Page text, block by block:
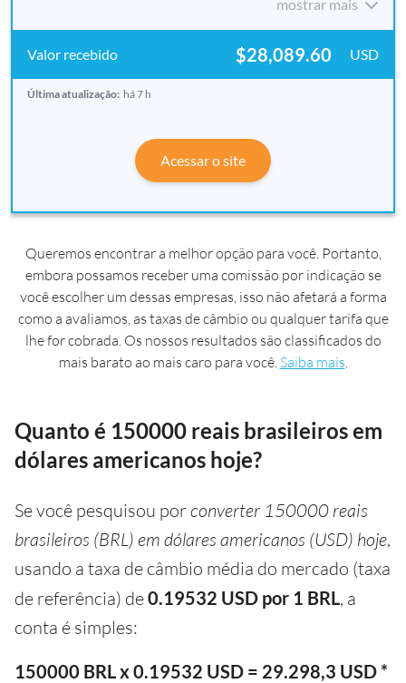
mostrar mais
$28,089.60 USD
Última atualização: há 7 h
Acessar o site
Queremos encontrar a melhor opção para você. Portanto,
embora possamos receber uma comissão por indicação se
você escolher um dessas empresas, isso não afetará a forma
como a avaliamos, as taxas de câmbio ou qualquer tarifa que
lhe for cobrada. Os nossos resultados são classificados do
mais barato ao mais caro para você. Saiba mais.
Quanto é 150000 reais brasileiros em
dólares americanos hoje?
Se você pesquisou porconverter 150000 reais
brasileiros (BRL) em dólares americanos (USD) hoje,
usando a taxa de câmbio média do mercado (taxa
de referência) de0.19532 USD por 1 BRL, a
conta é simples:
150000 BRL x 0.19532 USD = 29.298,3 USD *